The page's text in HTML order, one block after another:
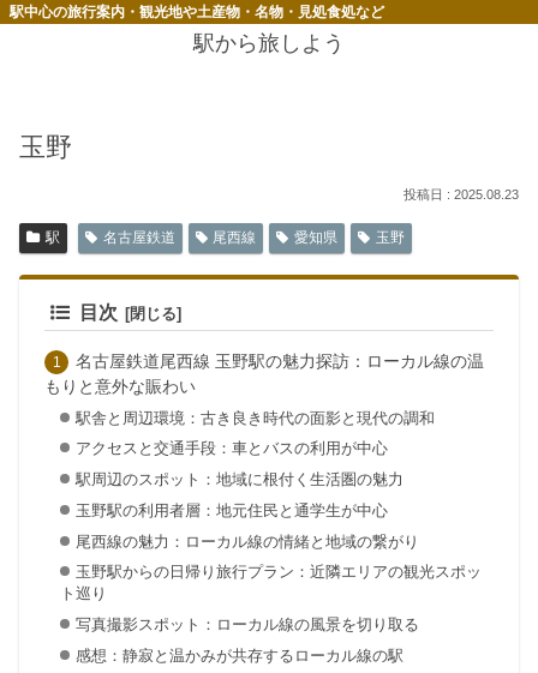
駅中心の旅行案内・観光地や土産物・名物・見処食処など
駅から旅しよう
玉野
2025.08.23
駅 名古屋鉄道 尾西線 愛知県 玉野
目次
名古屋鉄道尾西線 玉野駅の魅力探訪：ローカル線の温
もりと意外な賑わい
駅舎と周辺環境：古き良き時代の面影と現代の調和
アクセスと交通手段：車とバスの利用が中心
駅周辺のスポット：地域に根付く生活圏の魅力
玉野駅の利用者層：地元住民と通学生が中心
尾西線の魅力：ローカル線の情緒と地域の繋がり
玉野駅からの日帰り旅行プラン：近隣エリアの観光スポッ
ト巡り
写真撮影スポット：ローカル線の風景を切り取る
感想：静寂と温かみが共存するローカル線の駅